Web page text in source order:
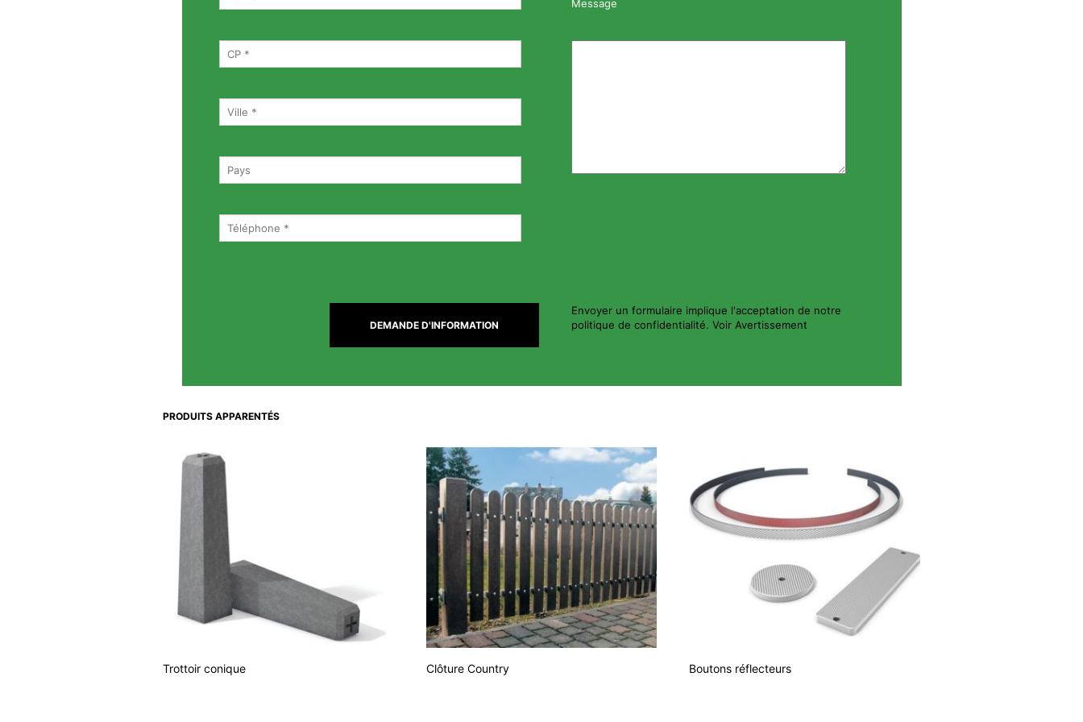
Message
Envoyer un formulaire implique l'acceptation de notre
politique de confidentialité. Voir Avertissement
PRODUITS APPARENTÉS
Trottoir conique Clôture Country Boutons réflecteurs